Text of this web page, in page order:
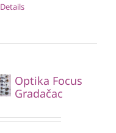
Details
Optika Focus
Gradačac